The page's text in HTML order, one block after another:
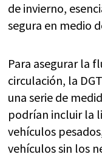
de invierno,
segura en medio
Para asegurar la
circulación, la
una serie de
podrían incluir la
vehículos
vehículos sin los